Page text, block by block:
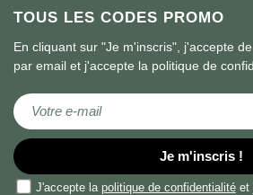
TOUS LES CODES PROMO
En cliquant sur "Je m'inscris", j'accepte
par email et j'accepte la politique de
Inscription à notre newsletter :
Je m'inscris !
J'accepte la politique de confidentialité et